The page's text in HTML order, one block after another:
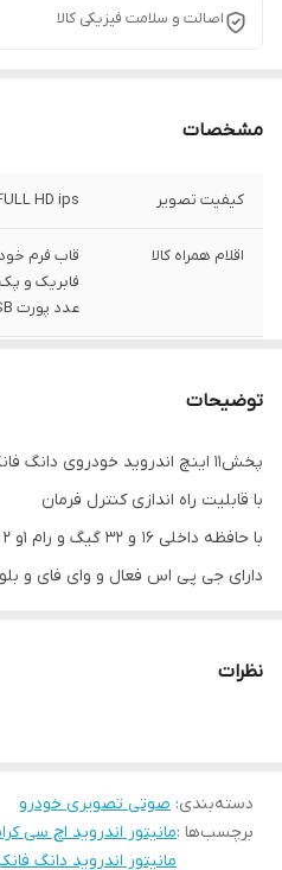
اصالت و سلامت فیزیکی کالا
مشخصات
کیفیت تصویر HD ips
اقلام همراه کالا
قاب فرم
عدد پورت USB
توضیحات
پخش11 اینچ اندروید خودروی دانگ فانگ اچ سی کراس
با قابلیت راه اندازی کنترل فرمان
با حافظه داخلی 16 و 32 گیگ و رام 1و 2 گیگ در دومدل قابل عرضه است
دارای جی پی اس فعال و وای فای و
16باند لول اکولایزر دارد و سیستم خروجی 6 ولتی میباشد
قابلیت آپشن میرولینک دارد (انتقال
نظرات
دسته‌بندی: صوتی تصویری خودرو
برچسب‌ها :مانیتور اندروید اچ سی
مانیتور اندروید دانگ